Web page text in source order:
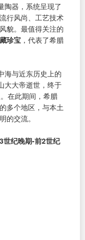
陶器，系统呈现了
行风尚、工艺技术
貌。最值得关注的
珍宝 ，代表了希腊
海与近东历史上的
大大帝逝世，终于
在此期间，希腊
多个地区，与本土
的交流。
世纪晚期-前2世纪